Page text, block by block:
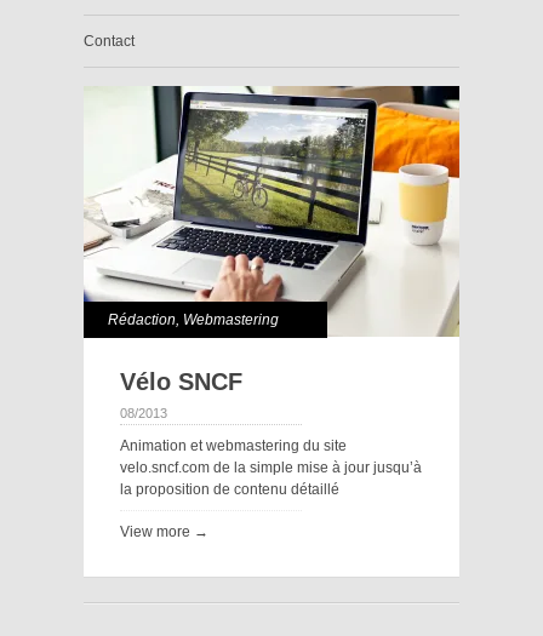
Contact
Rédaction, Webmastering
Vélo SNCF
08/2013
Animation et webmastering du site
velo.sncf.com de la simple mise à jour jusqu’à
la proposition de contenu détaillé
View more →